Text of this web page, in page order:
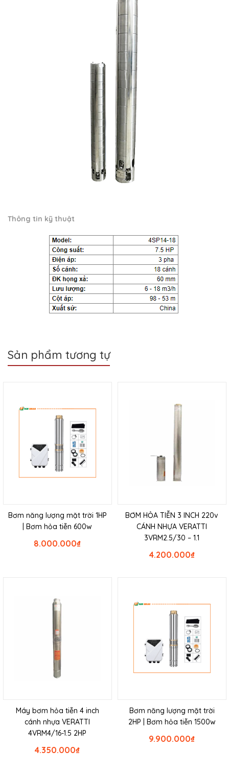
Thông tin kỹ thuật
Sản phẩm tương tự
Bơm năng lượng mặt trời 1HP
| Bơm hỏa tiễn 600w
₫
8.000.000
BƠM HỎA TIỄN 3 INCH 220v
CÁNH NHỰA VERATTI
3VRM2.5/30 – 1.1
₫
4.200.000
Máy bơm hỏa tiễn 4 inch
cánh nhựa VERATTI
4VRM4/16-1.5 2HP
₫
4.350.000
Bơm năng lượng mặt trời
2HP | Bơm hỏa tiễn 1500w
₫
9.900.000